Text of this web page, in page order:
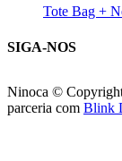
Tote Bag +
SIGA-NOS
Ninoca ©
parceria com Blink